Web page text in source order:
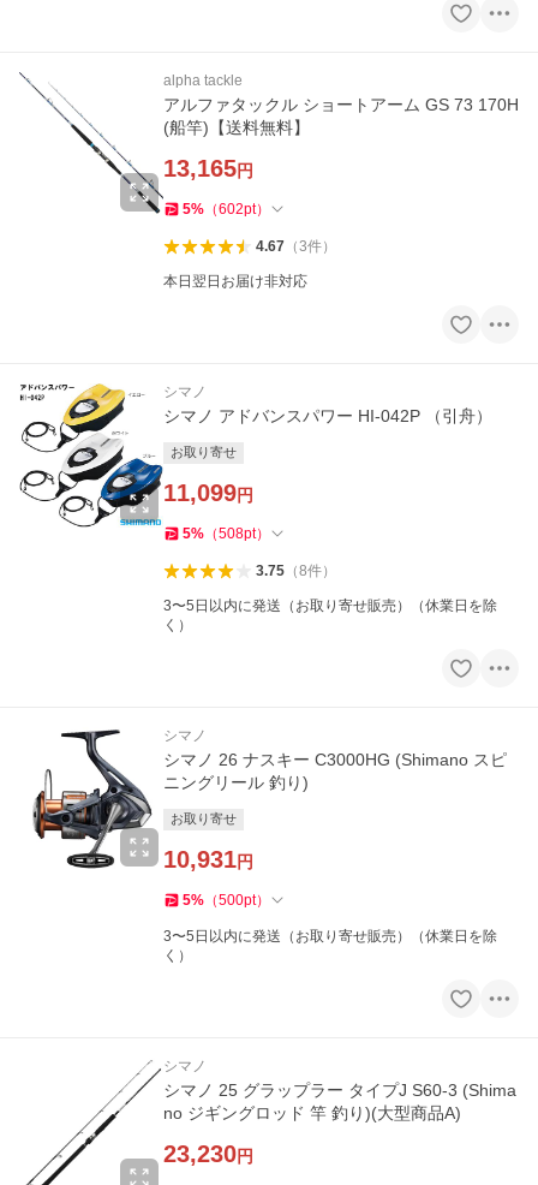
alpha tackle
アルファタックル ショートアーム GS 73 170H
(船竿)【送料無料】
13,165円
5% （602pt）
4.67（3件）
本日翌日お届け非対応
シマノ
シマノ アドバンスパワー HI-042P （引舟）
お取り寄せ
11,099円
5% （508pt）
3.75（8件）
3〜5日以内に発送（お取り寄せ販売）（休業日を除
く）
シマノ
シマノ 26 ナスキー C3000HG (Shimano スピ
ニングリール 釣り)
お取り寄せ
10,931円
5% （500pt）
3〜5日以内に発送（お取り寄せ販売）（休業日を除
く）
シマノ
シマノ 25 グラップラー タイプJ S60-3 (Shima
no ジギングロッド 竿 釣り)(大型商品A)
23,230円